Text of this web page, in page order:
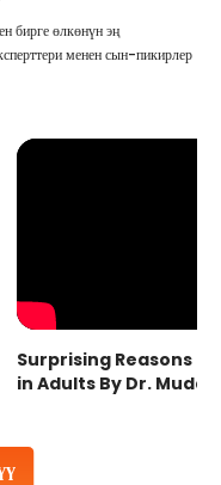
бирге өлкөнүн эң
менен сын-пикирлер
Surprising Reasons
in Adults By Dr.